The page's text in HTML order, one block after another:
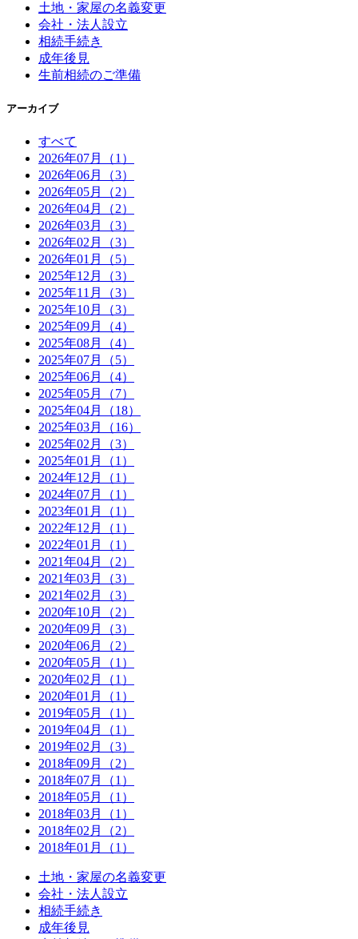
土地・家屋の名義変更
会社・法人設立
相続手続き
成年後見
生前相続のご準備
アーカイブ
すべて
2026年07月（1）
2026年06月（3）
2026年05月（2）
2026年04月（2）
2026年03月（3）
2026年02月（3）
2026年01月（5）
2025年12月（3）
2025年11月（3）
2025年10月（3）
2025年09月（4）
2025年08月（4）
2025年07月（5）
2025年06月（4）
2025年05月（7）
2025年04月（18）
2025年03月（16）
2025年02月（3）
2025年01月（1）
2024年12月（1）
2024年07月（1）
2023年01月（1）
2022年12月（1）
2022年01月（1）
2021年04月（2）
2021年03月（3）
2021年02月（3）
2020年10月（2）
2020年09月（3）
2020年06月（2）
2020年05月（1）
2020年02月（1）
2020年01月（1）
2019年05月（1）
2019年04月（1）
2019年02月（3）
2018年09月（2）
2018年07月（1）
2018年05月（1）
2018年03月（1）
2018年02月（2）
2018年01月（1）
土地・家屋の名義変更
会社・法人設立
相続手続き
成年後見